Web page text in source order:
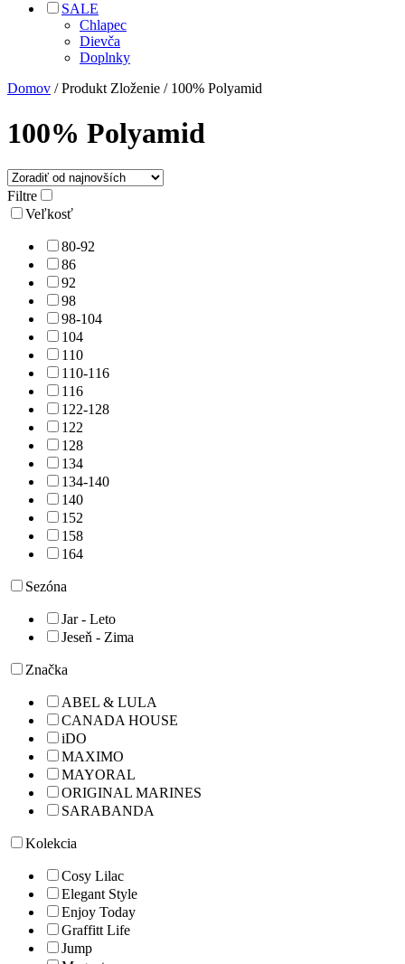
SALE
Chlapec
Dievča
Doplnky
Domov / Produkt Zloženie / 100% Polyamid
100% Polyamid
Filtre
Veľkosť
80-92
86
92
98
98-104
104
110
110-116
116
122-128
122
128
134
134-140
140
152
158
164
Sezóna
Jar - Leto
Jeseň - Zima
Značka
ABEL & LULA
CANADA HOUSE
iDO
MAXIMO
MAYORAL
ORIGINAL MARINES
SARABANDA
Kolekcia
Cosy Lilac
Elegant Style
Enjoy Today
Graffitt Life
Jump